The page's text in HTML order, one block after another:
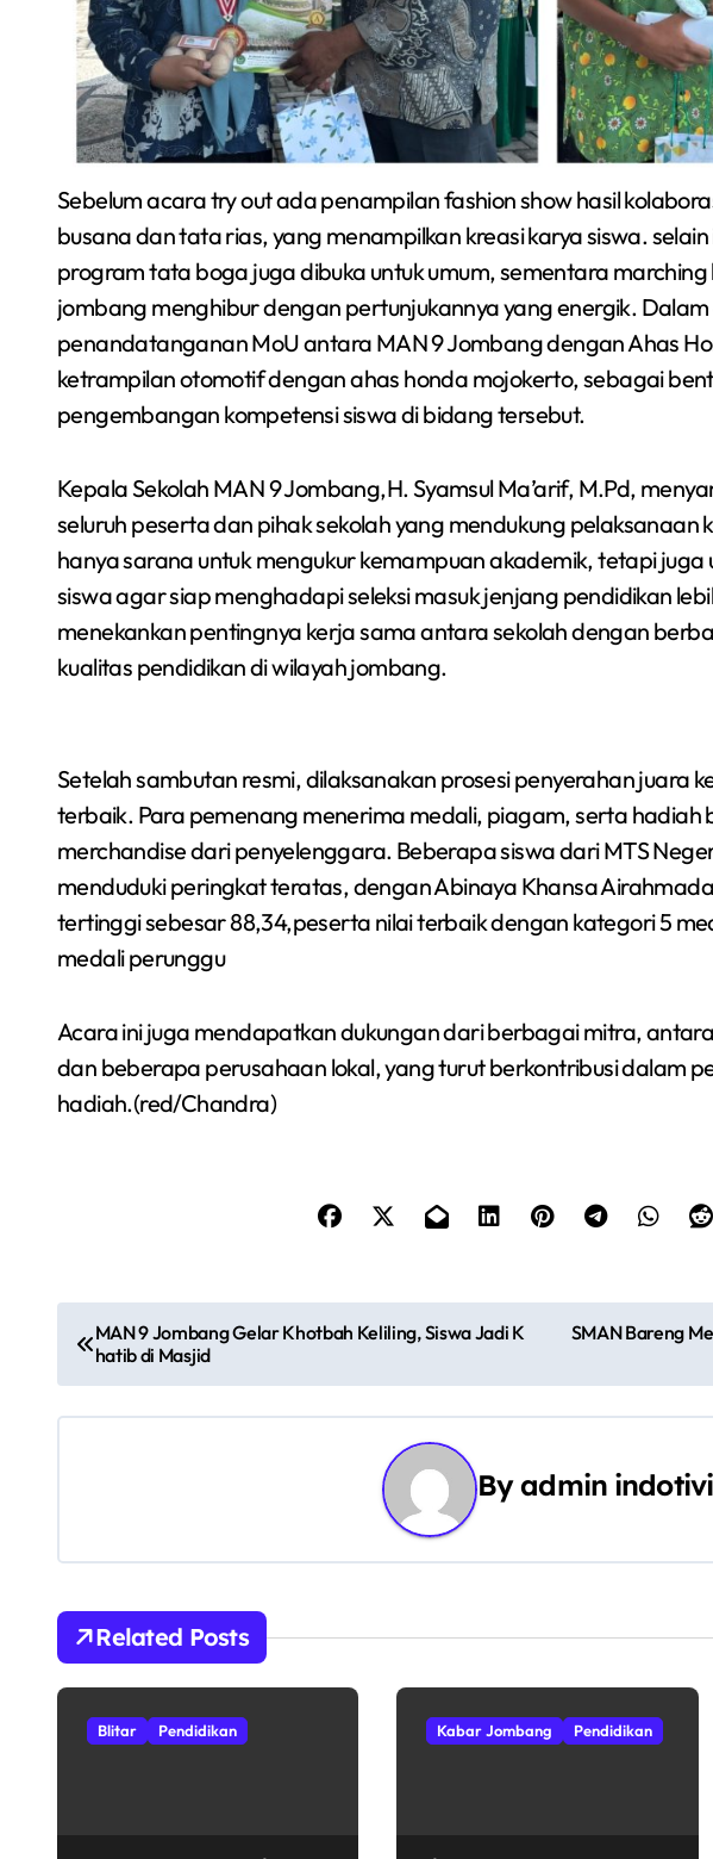
Sebelum acara try out ada penampilan fashion show hasil
busana dan tata rias, yang menampilkan kreasi karya siswa.
program tata boga juga dibuka untuk umum, sementara
jombang menghibur dengan pertunjukannya yang energik.
penandatanganan MoU antara MAN 9 Jombang dengan Ahas
ketrampilan otomotif dengan ahas honda mojokerto, sebagai
pengembangan kompetensi siswa di bidang tersebut.
Kepala Sekolah MAN 9 Jombang,H. Syamsul Ma’arif, M.Pd,
seluruh peserta dan pihak sekolah yang mendukung pelaksanaan
hanya sarana untuk mengukur kemampuan akademik, tetapi
siswa agar siap menghadapi seleksi masuk jenjang pendidikan
menekankan pentingnya kerja sama antara sekolah dengan
kualitas pendidikan di wilayah jombang.
Setelah sambutan resmi, dilaksanakan prosesi penyerahan juara
terbaik. Para pemenang menerima medali, piagam, serta hadiah
merchandise dari penyelenggara. Beberapa siswa dari MTS
menduduki peringkat teratas, dengan Abinaya Khansa
tertinggi sebesar 88,34,peserta nilai terbaik dengan kategori 5
medali perunggu
Acara ini juga mendapatkan dukungan dari berbagai mitra, antara
dan beberapa perusahaan lokal, yang turut berkontribusi dalam
hadiah.(red/Chandra)
N
a
v
a
s
i
MAN 9 Jombang Gelar Khotbah Keliling, Siswa Jadi K
hatib di Masjid
SMAN Bareng
Byadmin indotivi
Related Posts
Blitar Pendidikan Kabar Jombang Pendidikan